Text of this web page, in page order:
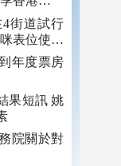
街道試行
表位使用
年度票房
果短訊 姚
院關於對